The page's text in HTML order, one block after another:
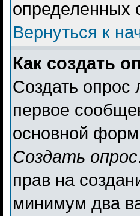
определенных
Вернуться к
Как создать
Создать опрос
первое
основной
Создать опрос
прав на
минимум два